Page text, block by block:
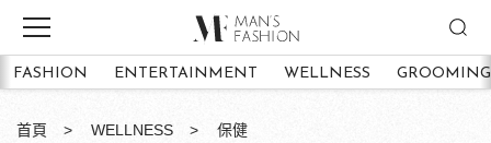
FASHION ENTERTAINMENT WELLNESS GROOMING
首頁 WELLNESS 保健